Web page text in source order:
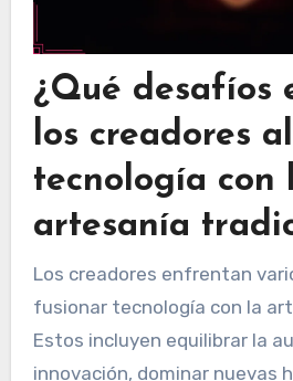
¿Qué desafíos
los creadores
tecnología con
artesanía
Los creadores enfrentan
fusionar tecnología con la
Estos incluyen equilibrar la
innovación, dominar nuevas